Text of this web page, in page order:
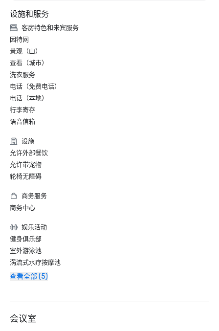
设施和服务
客房特色和来宾服务
因特网
景观（山）
查看（城市）
洗衣服务
电话（免费电话）
电话（本地）
行李寄存
语音信箱
设施
允许外部餐饮
允许带宠物
轮椅无障碍
商务服务
商务中心
娱乐活动
健身俱乐部
室外游泳池
涡流式水疗按摩池
查看全部 (5)
会议室